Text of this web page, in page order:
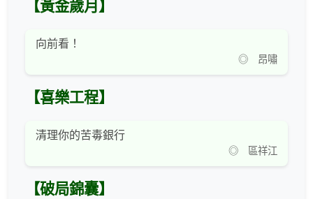
【黃金歲月】
向前看！
◎ 昂嘯
【喜樂工程】
清理你的苦毒銀行
◎ 區祥江
【破局錦囊】